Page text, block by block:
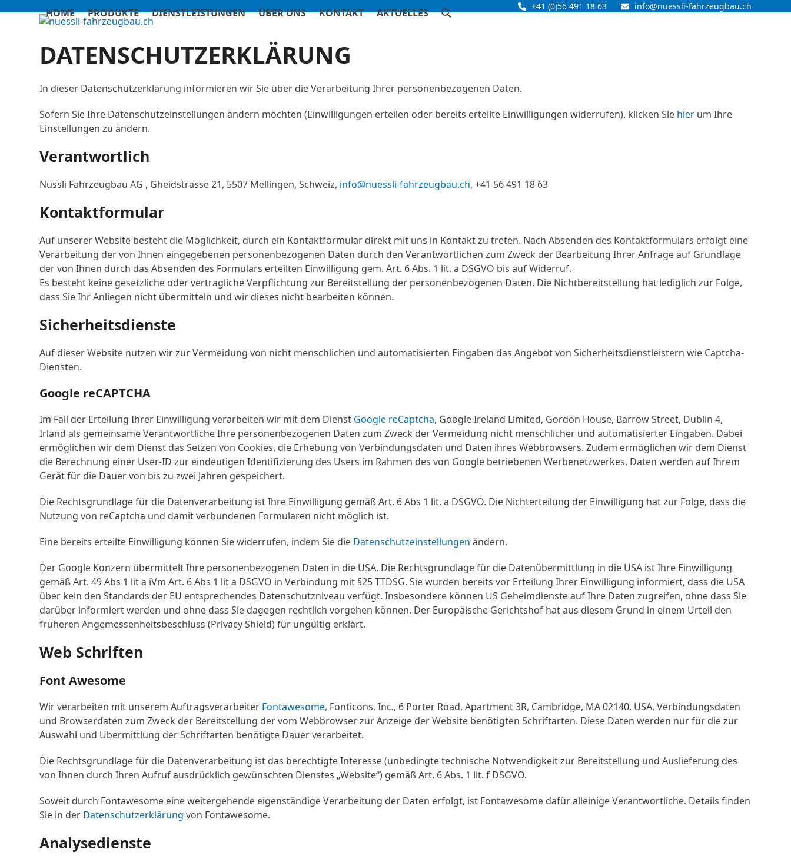
+41 (0)56 491 18 63 info@nuessli-fahrzeugbau.ch
HOME PRODUKTE DIENSTLEISTUNGEN ÜBER UNS KONTAKT AKTUELLES
DATENSCHUTZERKLÄRUNG
In dieser Datenschutzerklärung informieren wir Sie über die Verarbeitung Ihrer personenbezogenen Daten.
Sofern Sie Ihre Datenschutzeinstellungen ändern möchten (Einwilligungen erteilen oder bereits erteilte Einwilligungen widerrufen), klicken Sie hier um Ihre
Einstellungen zu ändern.
Verantwortlich
Nüssli Fahrzeugbau AG , Gheidstrasse 21, 5507 Mellingen, Schweiz, info@nuessli-fahrzeugbau.ch, +41 56 491 18 63
Kontaktformular
Auf unserer Website besteht die Möglichkeit, durch ein Kontaktformular direkt mit uns in Kontakt zu treten. Nach Absenden des Kontaktformulars erfolgt eine
Verarbeitung der von Ihnen eingegebenen personenbezogenen Daten durch den Verantwortlichen zum Zweck der Bearbeitung Ihrer Anfrage auf Grundlage
der von Ihnen durch das Absenden des Formulars erteilten Einwilligung gem. Art. 6 Abs. 1 lit. a DSGVO bis auf Widerruf.
Es besteht keine gesetzliche oder vertragliche Verpflichtung zur Bereitstellung der personenbezogenen Daten. Die Nichtbereitstellung hat lediglich zur Folge,
dass Sie Ihr Anliegen nicht übermitteln und wir dieses nicht bearbeiten können.
Sicherheitsdienste
Auf dieser Website nutzen wir zur Vermeidung von nicht menschlichen und automatisierten Eingaben das Angebot von Sicherheitsdienstleistern wie Captcha-
Diensten.
Google reCAPTCHA
Im Fall der Erteilung Ihrer Einwilligung verarbeiten wir mit dem Dienst Google reCaptcha, Google Ireland Limited, Gordon House, Barrow Street, Dublin 4,
Irland als gemeinsame Verantwortliche Ihre personenbezogenen Daten zum Zweck der Vermeidung nicht menschlicher und automatisierter Eingaben. Dabei
ermöglichen wir dem Dienst das Setzen von Cookies, die Erhebung von Verbindungsdaten und Daten ihres Webbrowsers. Zudem ermöglichen wir dem Dienst
die Berechnung einer User-ID zur eindeutigen Identifizierung des Users im Rahmen des von Google betriebenen Werbenetzwerkes. Daten werden auf Ihrem
Gerät für die Dauer von bis zu zwei Jahren gespeichert.
Die Rechtsgrundlage für die Datenverarbeitung ist Ihre Einwilligung gemäß Art. 6 Abs 1 lit. a DSGVO. Die Nichterteilung der Einwilligung hat zur Folge, dass die
Nutzung von reCaptcha und damit verbundenen Formularen nicht möglich ist.
Eine bereits erteilte Einwilligung können Sie widerrufen, indem Sie die Datenschutzeinstellungen ändern.
Der Google Konzern übermittelt Ihre personenbezogenen Daten in die USA. Die Rechtsgrundlage für die Datenübermittlung in die USA ist Ihre Einwilligung
gemäß Art. 49 Abs 1 lit a iVm Art. 6 Abs 1 lit a DSGVO in Verbindung mit §25 TTDSG. Sie wurden bereits vor Erteilung Ihrer Einwilligung informiert, dass die USA
über kein den Standards der EU entsprechendes Datenschutzniveau verfügt. Insbesondere können US Geheimdienste auf Ihre Daten zugreifen, ohne dass Sie
darüber informiert werden und ohne dass Sie dagegen rechtlich vorgehen können. Der Europäische Gerichtshof hat aus diesem Grund in einem Urteil den
früheren Angemessenheitsbeschluss (Privacy Shield) für ungültig erklärt.
Web Schriften
Font Awesome
Wir verarbeiten mit unserem Auftragsverarbeiter Fontawesome, Fonticons, Inc., 6 Porter Road, Apartment 3R, Cambridge, MA 02140, USA, Verbindungsdaten
und Browserdaten zum Zweck der Bereitstellung der vom Webbrowser zur Anzeige der Website benötigten Schriftarten. Diese Daten werden nur für die zur
Auswahl und Übermittlung der Schriftarten benötigte Dauer verarbeitet.
Die Rechtsgrundlage für die Datenverarbeitung ist das berechtigte Interesse (unbedingte technische Notwendigkeit zur Bereitstellung und Auslieferung des
von Ihnen durch Ihren Aufruf ausdrücklich gewünschten Dienstes „Website“) gemäß Art. 6 Abs. 1 lit. f DSGVO.
Soweit durch Fontawesome eine weitergehende eigenständige Verarbeitung der Daten erfolgt, ist Fontawesome dafür alleinige Verantwortliche. Details finden
Sie in der Datenschutzerklärung von Fontawesome.
Analysedienste